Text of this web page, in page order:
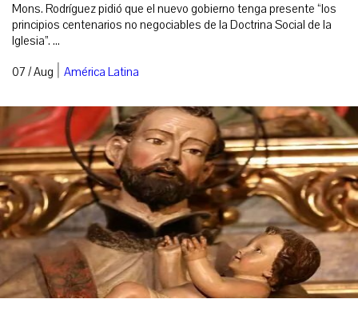
Mons. Rodríguez pidió que el nuevo gobierno tenga presente “los
principios centenarios no negociables de la Doctrina Social de la
Iglesia”. ...
07 / Aug | América Latina